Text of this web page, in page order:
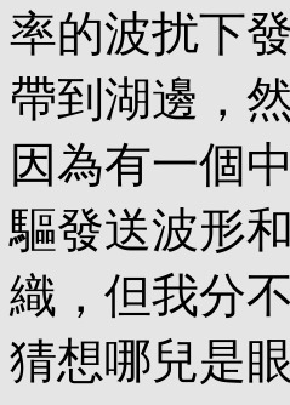
率的波扰下
帶到湖邊，
因為有一個
驅發送波形
織，但我分
猜想哪兒是